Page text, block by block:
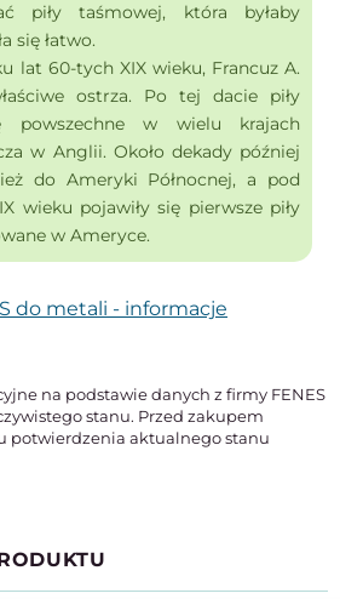
piły taśmowej, która byłaby
się łatwo.
lat 60-tych XIX wieku, Francuz A.
ostrza. Po tej dacie piły
powszechne w wielu krajach
w Anglii. Około dekady później
do Ameryki Północnej, a pod
wieku pojawiły się pierwsze piły
w Ameryce.
do metali - informacje
na podstawie danych z firmy FENES
stanu. Przed zakupem
potwierdzenia aktualnego stanu